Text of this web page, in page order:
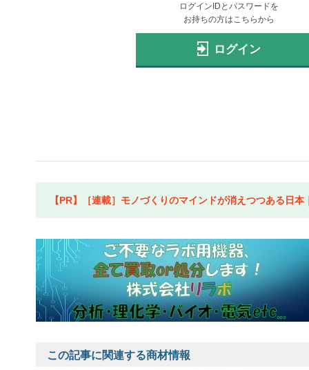
ログインIDとパスワードを
お持ちの方はこちらから
ログイン
【PR】［連載］モノづくりのマインドが消えつつある日
この記事に関連する商材情報